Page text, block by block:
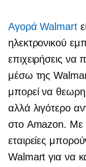
Αγορά Walmart
ηλεκτρονικού
επιχειρήσεις
μέσω της
μπορεί να
αλλά λιγότερο
στο Amazon. Με
εταιρείες
Walmart για να